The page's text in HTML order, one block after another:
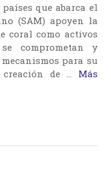
que abarca el
(SAM) apoyen la
coral como activos
comprometan y
para su
de … Más